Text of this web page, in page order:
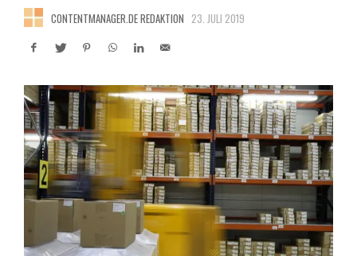
CONTENTMANAGER.DE REDAKTION 23. JULI 2019